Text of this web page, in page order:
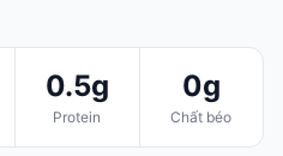
0.5g
Protein
0g
Chất béo